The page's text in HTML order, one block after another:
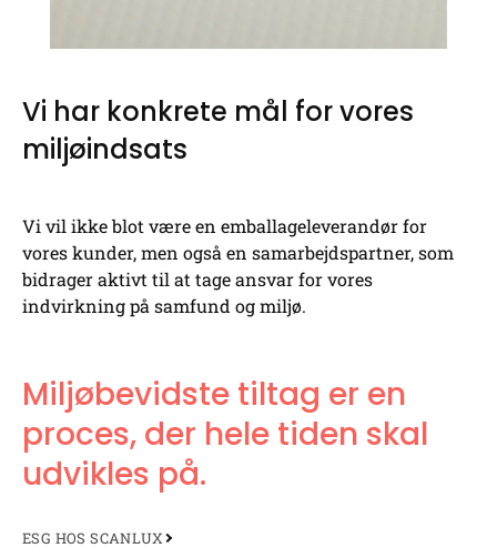
Vi har konkrete mål for vores
miljøindsats
Vi vil ikke blot være en emballageleverandør for
vores kunder, men også en samarbejdspartner, som
bidrager aktivt til at tage ansvar for vores
indvirkning på samfund og miljø.
Miljøbevidste tiltag er en
proces, der hele tiden skal
udvikles på.
ESG HOS SCANLUX